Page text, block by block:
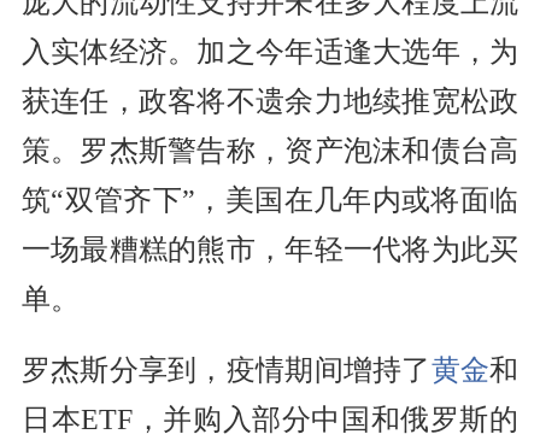
入实体经济。加之今年适逢大选年，为
获连任，政客将不遗余力地续推宽松政
策。罗杰斯警告称，资产泡沫和债台高
筑“双管齐下”，美国在几年内或将面临
一场最糟糕的熊市，年轻一代将为此买
单。
罗杰斯分享到，疫情期间增持了黄金和
日本ETF，并购入部分中国和俄罗斯的